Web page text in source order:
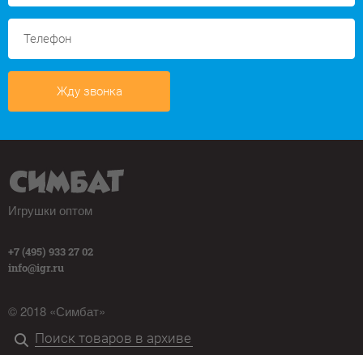
Жду звонка
Игрушки оптом
+7 (495) 933 27 02
info@igr.ru
© 2018 «Симбат»